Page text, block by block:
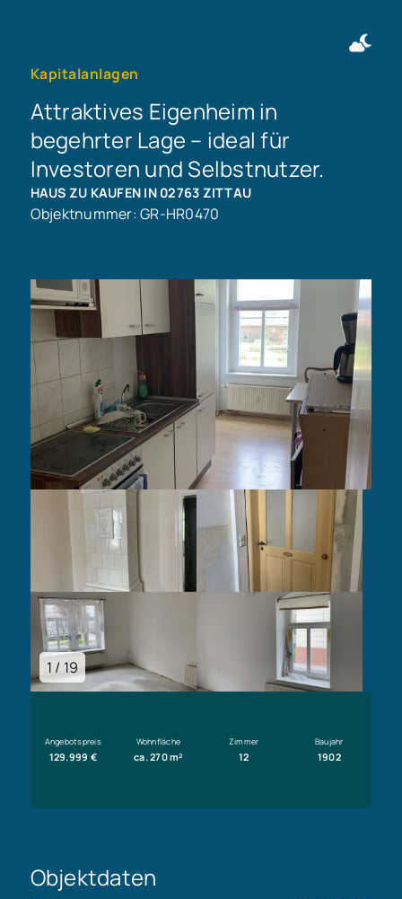
Kapitalanlagen
Attraktives Eigenheim in
begehrter Lage – ideal für
Investoren und Selbstnutzer.
HAUS ZU KAUFEN IN 02763 ZITTAU
Objektnummer: GR-HR0470
1 / 19
Angebotspreis
129.999 €
Wohnfläche
ca. 270 m²
Zimmer
12
Baujahr
1902
Objektdaten